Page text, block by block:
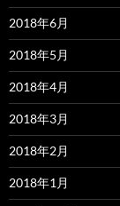
2018年6月
2018年5月
2018年4月
2018年3月
2018年2月
2018年1月